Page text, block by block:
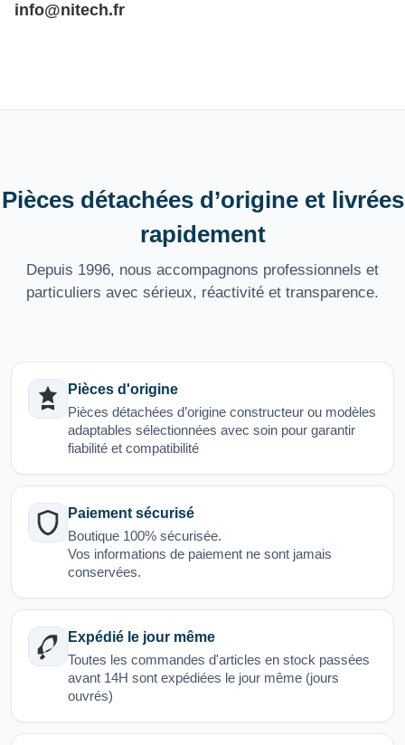
info@nitech.fr
Pièces détachées d’origine et livrées
rapidement
Depuis 1996, nous accompagnons professionnels et
particuliers avec sérieux, réactivité et transparence.
Pièces d'origine
Pièces détachées d’origine constructeur ou modèles
adaptables sélectionnées avec soin pour garantir
fiabilité et compatibilité
Paiement sécurisé
Boutique 100% sécurisée.
Vos informations de paiement ne sont jamais
conservées.
Expédié le jour même
Toutes les commandes d'articles en stock passées
avant 14H sont expédiées le jour même (jours
ouvrés)